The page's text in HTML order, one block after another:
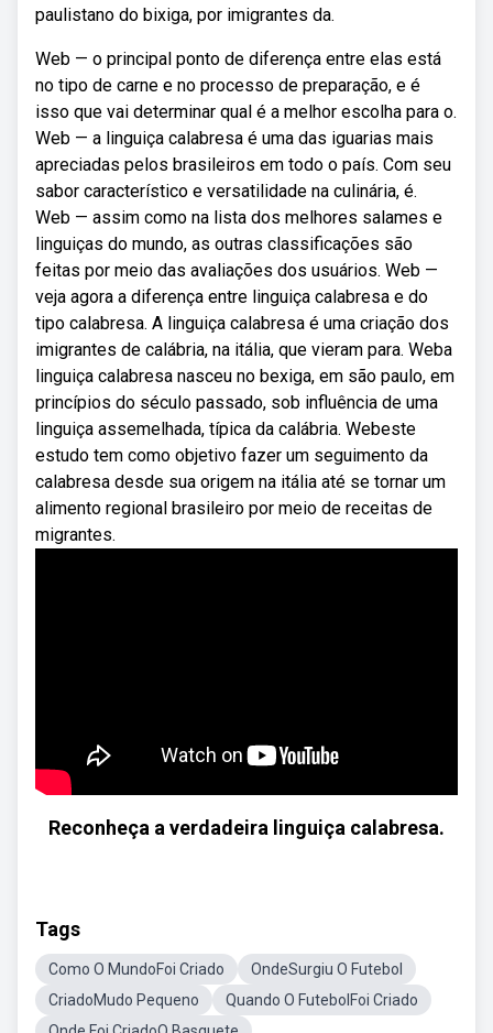
paulistano do bixiga, por imigrantes da.
Web — o principal ponto de diferença entre elas está
no tipo de carne e no processo de preparação, e é
isso que vai determinar qual é a melhor escolha para o.
Web — a linguiça calabresa é uma das iguarias mais
apreciadas pelos brasileiros em todo o país. Com seu
sabor característico e versatilidade na culinária, é.
Web — assim como na lista dos melhores salames e
linguiças do mundo, as outras classificações são
feitas por meio das avaliações dos usuários. Web —
veja agora a diferença entre linguiça calabresa e do
tipo calabresa. A linguiça calabresa é uma criação dos
imigrantes de calábria, na itália, que vieram para. Weba
linguiça calabresa nasceu no bexiga, em são paulo, em
princípios do século passado, sob influência de uma
linguiça assemelhada, típica da calábria. Webeste
estudo tem como objetivo fazer um seguimento da
calabresa desde sua origem na itália até se tornar um
alimento regional brasileiro por meio de receitas de
migrantes.
Reconheça a verdadeira linguiça calabresa.
Tags
Como O MundoFoi Criado
OndeSurgiu O Futebol
CriadoMudo Pequeno
Quando O FutebolFoi Criado